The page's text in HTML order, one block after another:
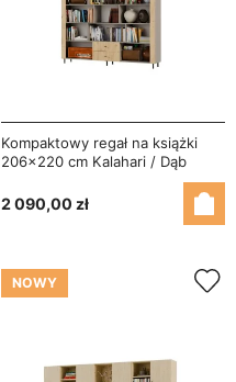
Kompaktowy regał na książki
206x220 cm Kalahari / Dąb
2 090,00 zł
NOWY